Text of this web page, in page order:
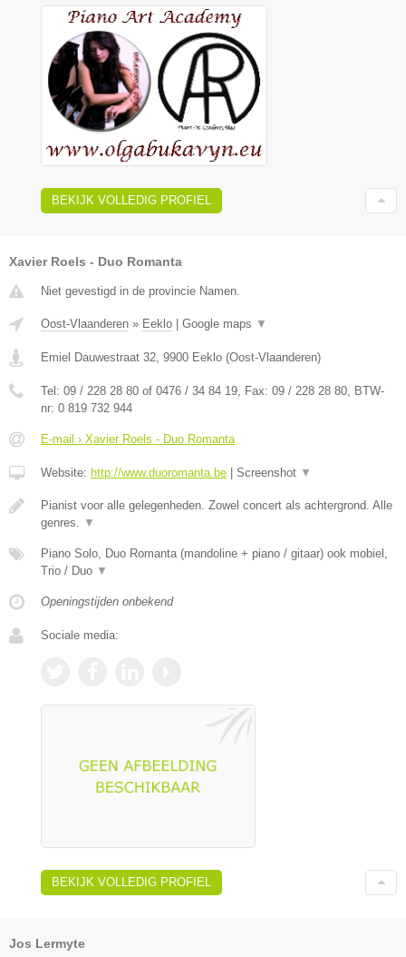
BEKIJK VOLLEDIG PROFIEL
Xavier Roels - Duo Romanta
Niet gevestigd in de provincie Namen.
Oost-Vlaanderen » Eeklo | Google maps ▼
Emiel Dauwestraat 32 9900 Eeklo (Oost-Vlaanderen)
Tel: 09 / 228 28 80 of 0476 / 34 84 19 , Fax: 09 / 228 28 80 , BTW-
nr: 0 819 732 944
E-mail › Xavier Roels - Duo Romanta
Website: http://www.duoromanta.be | Screenshot ▼
Pianist voor alle gelegenheden. Zowel concert als achtergrond. Alle
genres.
▼
Piano Solo, Duo Romanta (mandoline + piano / gitaar) ook mobiel,
Trio / Duo ▼
Openingstijden onbekend
Sociale media:
BEKIJK VOLLEDIG PROFIEL
Jos Lermyte